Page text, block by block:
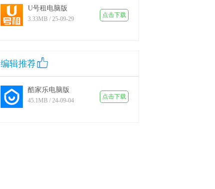
U号租电脑版
3.33MB / 25-09-29
点击下载
编辑推荐
酷家乐电脑版
45.1MB / 24-09-04
点击下载